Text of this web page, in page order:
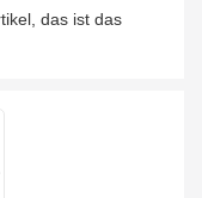
das ist das